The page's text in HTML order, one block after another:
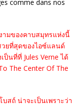
comme dans nos
ามของคาบสมุทรแห่งนี้
ยที่สุดของไอซ์แลนด์
ป็นที่ที่ Jules Verne ได้
The Center Of The
สถ์ น่าจะเป็นเพราะว่า